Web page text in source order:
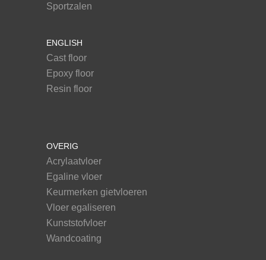
Sportzalen
ENGLISH
Cast floor
Epoxy floor
Resin floor
OVERIG
Acrylaatvloer
Egaline vloer
Keurmerken gietvloeren
Vloer egaliseren
Kunststofvloer
Wandcoating